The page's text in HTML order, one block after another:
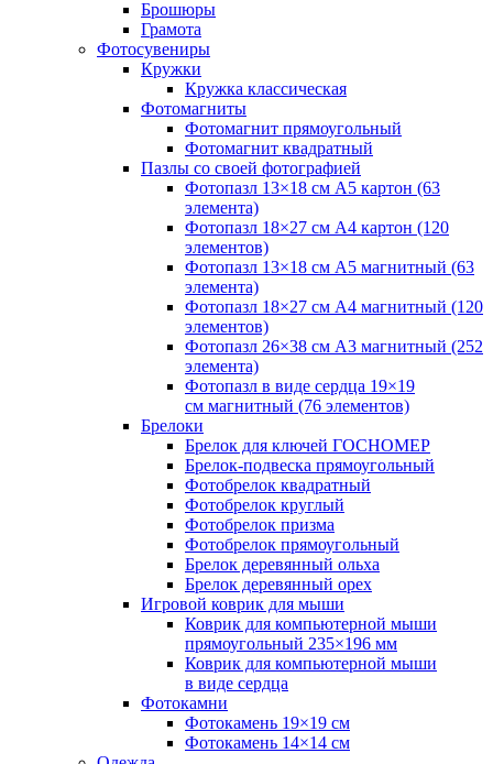
Брошюры
Грамота
Фотосувениры
Кружки
Кружка классическая
Фотомагниты
Фотомагнит прямоугольный
Фотомагнит квадратный
Пазлы со своей фотографией
Фотопазл 13×18 см А5 картон (63
элемента)
Фотопазл 18×27 см А4 картон (120
элементов)
Фотопазл 13×18 см А5 магнитный (63
элемента)
Фотопазл 18×27 см А4 магнитный (120
элементов)
Фотопазл 26×38 см А3 магнитный (252
элемента)
Фотопазл в виде сердца 19×19
см магнитный (76 элементов)
Брелоки
Брелок для ключей ГОСНОМЕР
Брелок-подвеска прямоугольный
Фотобрелок квадратный
Фотобрелок круглый
Фотобрелок призма
Фотобрелок прямоугольный
Брелок деревянный ольха
Брелок деревянный орех
Игровой коврик для мыши
Коврик для компьютерной мыши
прямоугольный 235×196 мм
Коврик для компьютерной мыши
в виде сердца
Фотокамни
Фотокамень 19×19 см
Фотокамень 14×14 см